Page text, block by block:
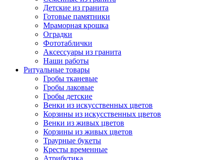
Детские из гранита
Готовые памятники
Мраморная крошка
Оградки
Фототаблички
Аксессуары из гранита
Наши работы
Ритуальные товары
Гробы тканевые
Гробы лаковые
Гробы детские
Венки из искусственных цветов
Корзины из искусственных цветов
Венки из живых цветов
Корзины из живых цветов
Траурные букеты
Кресты временные
Атрибутика